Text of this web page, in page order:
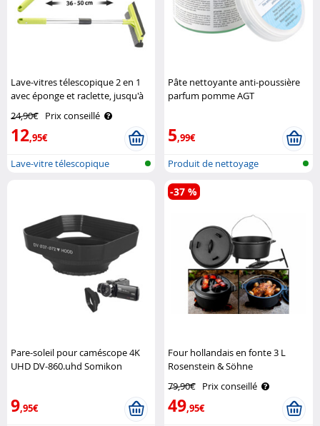
Lave-vitres télescopique 2 en 1
avec éponge et raclette, jusqu'à
24,90€ Prix conseillé
12,95€
Lave-vitre télescopique
Pâte nettoyante anti-poussière
parfum pomme AGT
5,99€
Produit de nettoyage
Pare-soleil pour caméscope 4K
UHD DV-860.uhd Somikon
9,95€
Four hollandais en fonte 3 L
Rosenstein & Söhne
79,90€ Prix conseillé
49,95€
-37 %